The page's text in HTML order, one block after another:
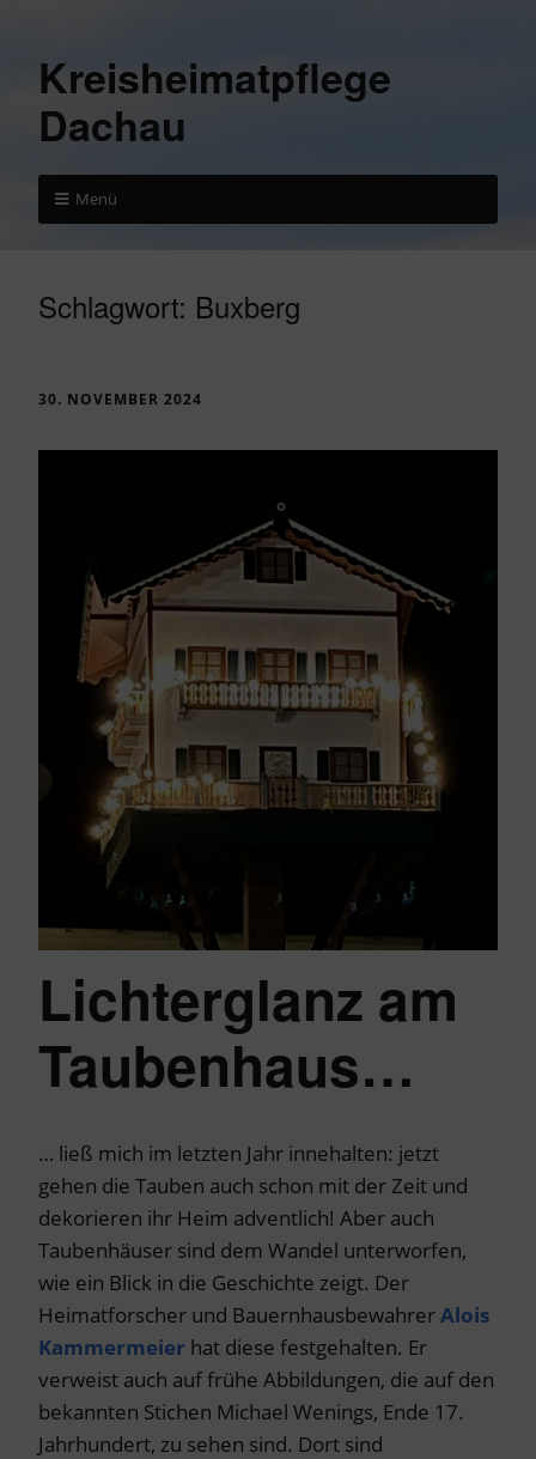
Kreisheimatpflege
Dachau
Menü
Schlagwort: Buxberg
30. NOVEMBER 2024
Lichterglanz am
Taubenhaus…
… ließ mich im letzten Jahr innehalten: jetzt
gehen die Tauben auch schon mit der Zeit und
dekorieren ihr Heim adventlich! Aber auch
Taubenhäuser sind dem Wandel unterworfen,
wie ein Blick in die Geschichte zeigt. Der
Heimatforscher und BauernhausbewahrerAlois
Kammermeier hat diese festgehalten. Er
verweist auch auf frühe Abbildungen, die auf den
bekannten Stichen Michael Wenings, Ende 17.
Jahrhundert, zu sehen sind. Dort sind